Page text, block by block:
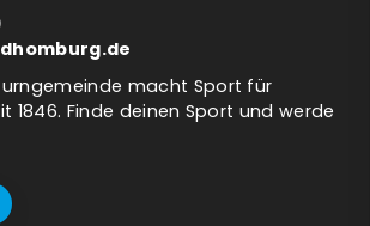
macht Sport für
1846. Finde deinen Sport und werde